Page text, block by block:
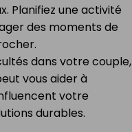
Planifiez une activité
des moments de
dans votre couple,
vous aider à
votre
durables.